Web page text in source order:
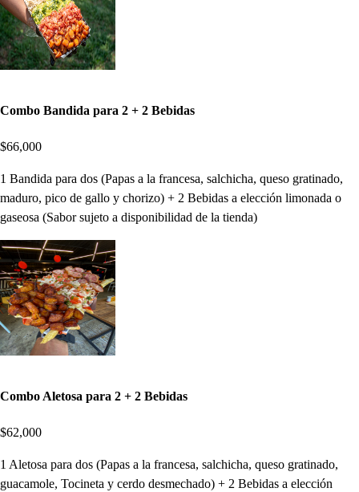
Combo Bandida para 2 + 2 Bebidas
$66,000
1 Bandida para dos (Papas a la francesa, salchicha, queso gratinado,
maduro, pico de gallo y chorizo) + 2 Bebidas a elección limonada o
gaseosa (Sabor sujeto a disponibilidad de la tienda)
Combo Aletosa para 2 + 2 Bebidas
$62,000
1 Aletosa para dos (Papas a la francesa, salchicha, queso gratinado,
guacamole, Tocineta y cerdo desmechado) + 2 Bebidas a elección